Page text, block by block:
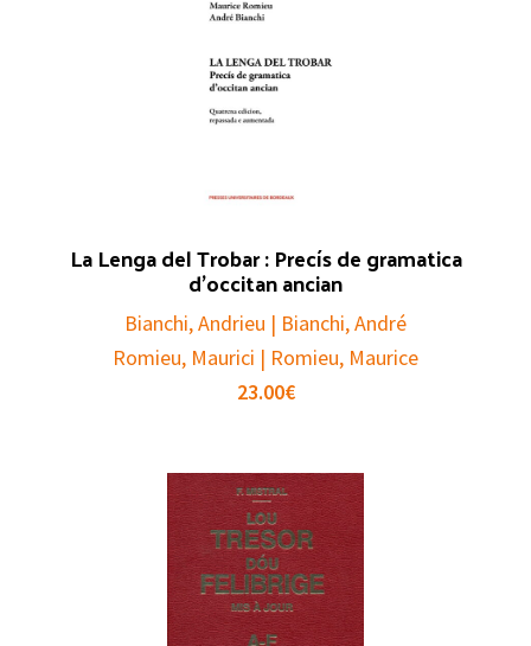
La Lenga del Trobar : Precís de gramatica
d’occitan ancian
Bianchi, Andrieu | Bianchi, André
Romieu, Maurici | Romieu, Maurice
23.00€